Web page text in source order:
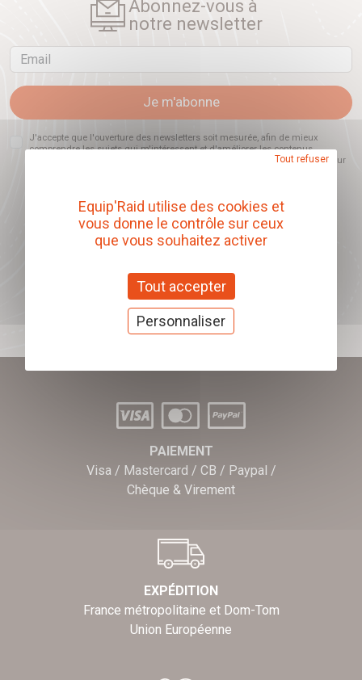
Abonnez-vous à
notre newsletter
Email
Je m'abonne
J'accepte que l'ouverture des newsletters soit mesurée, afin de mieux
comprendre les sujets qui m'intéressent et d'améliorer les contenus
proposés. Ce choix est modifiable à tout moment et reste sans incidence sur
Offrez nos chèques
J'offre des chèques cadeaux
PAIEMENT
Visa / Mastercard / CB / Paypal /
Chèque & Virement
EXPÉDITION
France métropolitaine et Dom-Tom
Union Européenne
Equip'Raid utilise des cookies et
vous donne le contrôle sur ceux
que vous souhaitez activer
Tout accepter
Tout refuser
Personnaliser